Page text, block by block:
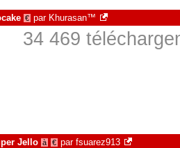
€ par Khurasan™
34 469
Jello à € par fsuarez913